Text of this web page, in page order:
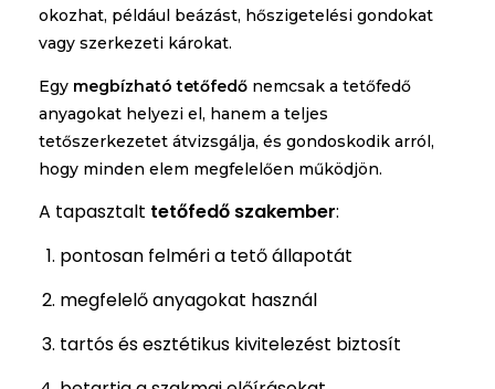
okozhat, például beázást, hőszigetelési gondokat
vagy szerkezeti károkat.
Egy megbízható tetőfedő nemcsak a tetőfedő
anyagokat helyezi el, hanem a teljes
tetőszerkezetet átvizsgálja, és gondoskodik arról,
hogy minden elem megfelelően működjön.
A tapasztalt tetőfedő szakember:
pontosan felméri a tető állapotát
megfelelő anyagokat használ
tartós és esztétikus kivitelezést biztosít